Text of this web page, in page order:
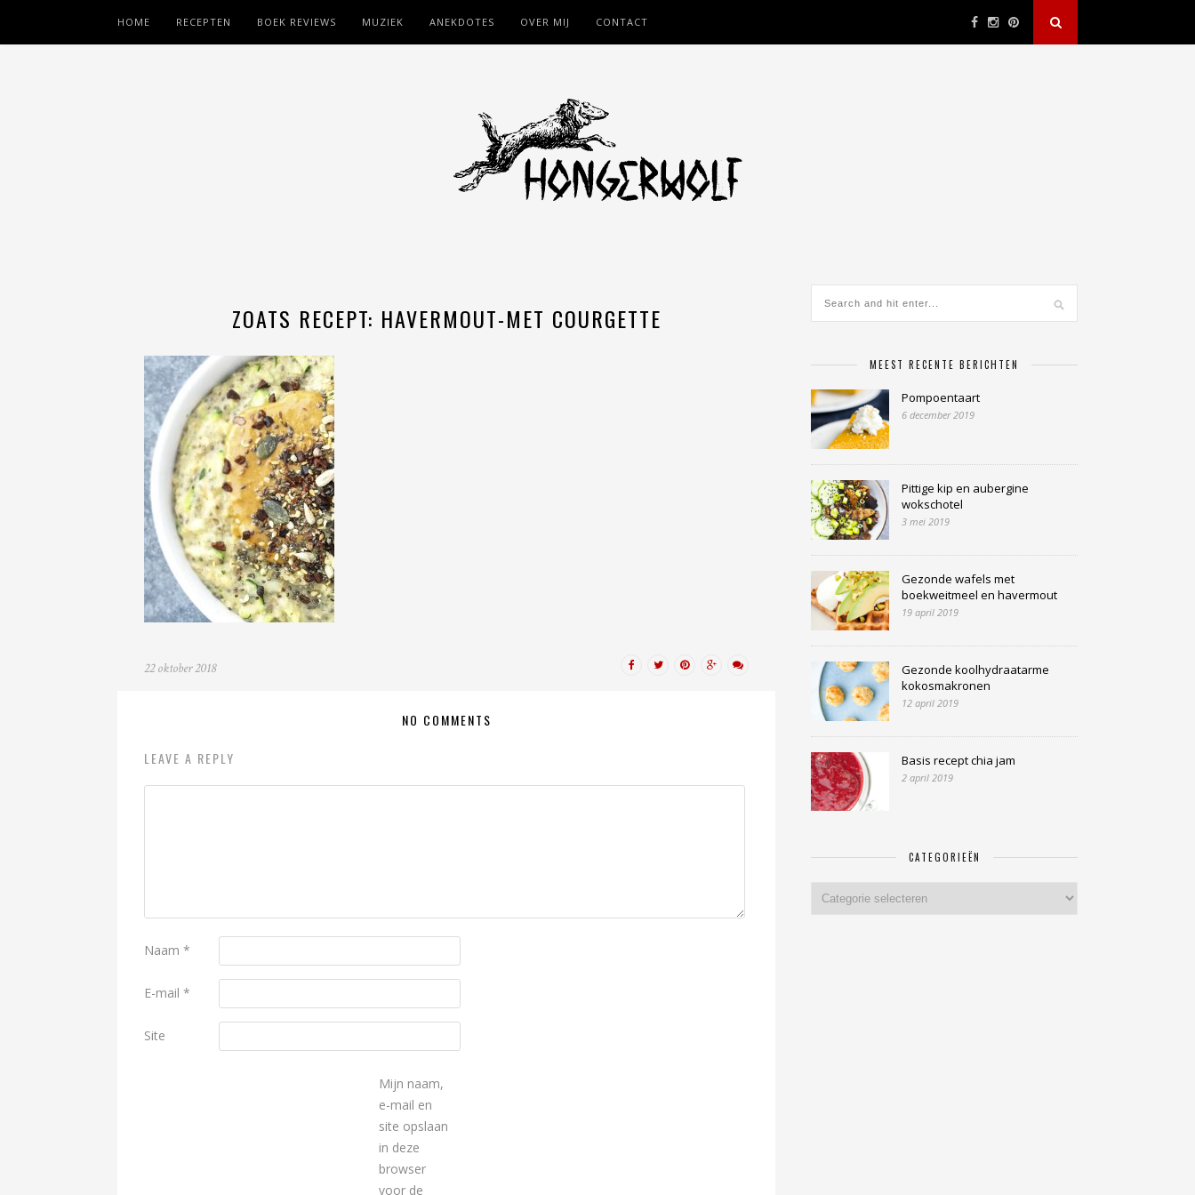
HOME RECEPTEN BOEK REVIEWS MUZIEK ANEKDOTES OVER MIJ CONTACT
ZOATS RECEPT: HAVERMOUT-MET COURGETTE
22 oktober 2018
NO COMMENTS
LEAVE A REPLY
Naam *
E-mail *
Site
Mijn naam,
e-mail en
site opslaan
in deze
browser
voor de
MEEST RECENTE BERICHTEN
Pompoentaart
6 december 2019
Pittige kip en aubergine
wokschotel
3 mei 2019
Gezonde wafels met
boekweitmeel en havermout
19 april 2019
Gezonde koolhydraatarme
kokosmakronen
12 april 2019
Basis recept chia jam
2 april 2019
CATEGORIEËN